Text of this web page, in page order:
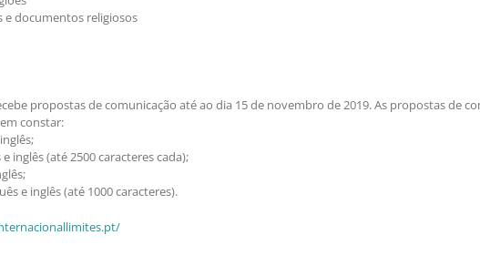
e documentos religiosos
propostas de comunicação até ao dia 15 de novembro de 2019. As propostas de
constar:
inglês (até 2500 caracteres cada);
e inglês (até 1000 caracteres).